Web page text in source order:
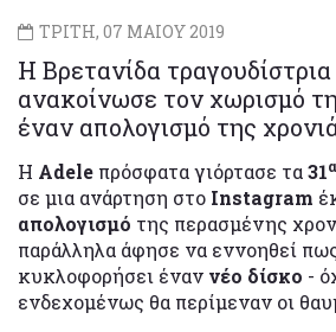
ΤΡΙΤΗ, 07 ΜΑΙΟΥ 2019
Η Βρετανίδα
ανακοίνωσε τον χωρισμό
έναν απολογισμό της
Η Adele πρόσφατα γιόρτασε τα31α
σε μια ανάρτηση στο Instagram
απολογισμό της περασμένης
παράλληλα άφησε να εννοηθεί
κυκλοφορήσει έναν νέο δίσκο -
ενδεχομένως θα περίμεναν οι